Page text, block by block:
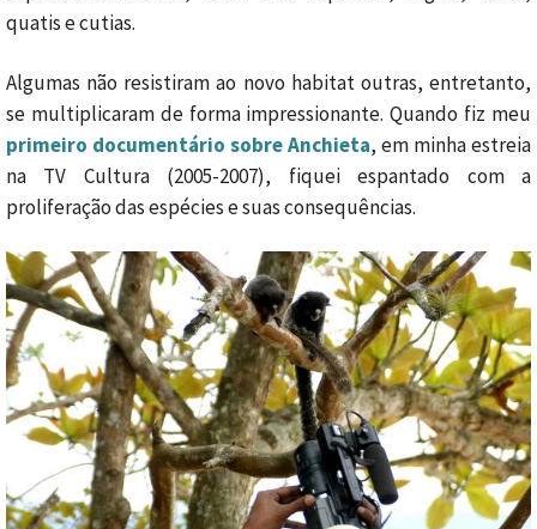
quatis e cutias.
Algumas não resistiram ao novo habitat outras, entretanto,
se multiplicaram de forma impressionante. Quando fiz meu
primeiro documentário sobre Anchieta, em minha estreia
na TV Cultura (2005-2007), fiquei espantado com a
proliferação das espécies e suas consequências.